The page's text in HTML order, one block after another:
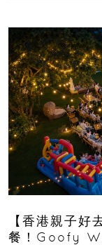
【香港親子
餐！Goofy